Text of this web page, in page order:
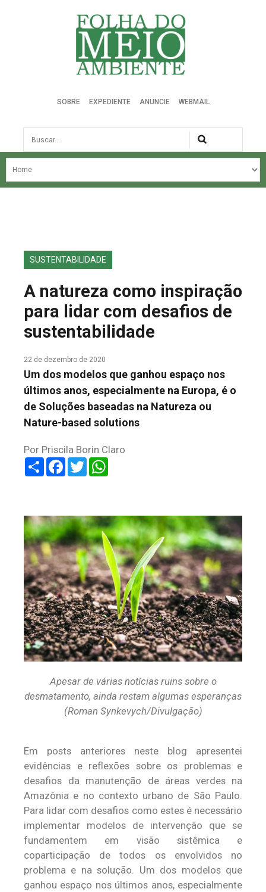
Folha do Meio Ambiente
SOBRE EXPEDIENTE ANUNCIE WEBMAIL
Busca
NOSSA HISTÓRIA
EDIÇÕES ANTERIORES
FALE CONOSCO
SUSTENTABILIDADE
A natureza como inspiração
para lidar com desafios de
sustentabilidade
22 de dezembro de 2020
Um dos modelos que ganhou espaço nos
últimos anos, especialmente na Europa, é o
de Soluções baseadas na Natureza ou
Nature-based solutions
Por Priscila Borin Claro
ShareFacebook
Twitter
Apesar de várias notícias ruins sobre o
desmatamento, ainda restam algumas esperanças
(Roman Synkevych/Divulgação)
Em posts anteriores neste blog apresentei
evidências e reflexões sobre os problemas e
desafios da manutenção de áreas verdes na
Amazônia e no contexto urbano de São Paulo.
Para lidar com desafios como estes é necessário
implementar modelos de intervenção que se
fundamentem em visão sistêmica e
coparticipação de todos os envolvidos no
problema e na solução. Um dos modelos que
ganhou espaço nos últimos anos, especialmente